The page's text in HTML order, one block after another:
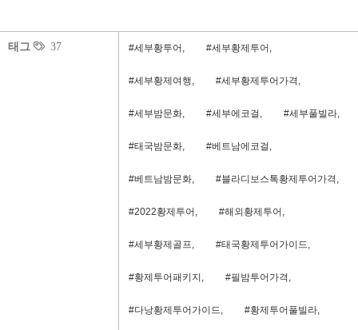
태그 37 #세부황투어, #세부황제투어,
#세부황제여행, #세부황제투어가격,
#세부밤문화, #세부에코걸, #세부풀빌라,
#태국밤문화, #베트남에코걸,
#베트남밤문화, #블라디보스톡황제투어가격,
#2022황제투어, #해외황제투어,
#세부황제골프, #태국황제투어가이드,
#황제투어패키지, #필밤투어가격,
#다낭황제투어가이드, #황제투어풀빌라,